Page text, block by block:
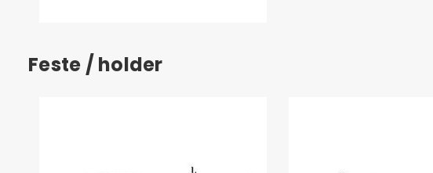
Feste / holder